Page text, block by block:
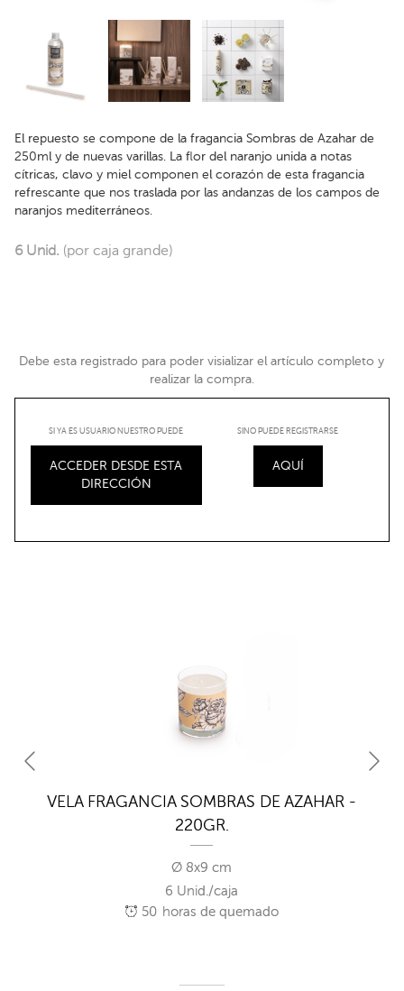
El repuesto se compone de la fragancia Sombras de Azahar de
250ml y de nuevas varillas. La flor del naranjo unida a notas
cítricas, clavo y miel componen el corazón de esta fragancia
refrescante que nos traslada por las andanzas de los campos de
naranjos mediterráneos.
6 Unid. (por caja grande)
Debe esta registrado para poder visializar el artículo completo y
realizar la compra.
SI YA ES USUARIO NUESTRO PUEDE
ACCEDER DESDE ESTA
DIRECCIÓN
SINO PUEDE REGISTRARSE
AQUÍ
VELA FRAGANCIA SOMBRAS DE AZAHAR -
220GR.
Ø 8x9 cm
6 Unid./caja
50 horas de quemado